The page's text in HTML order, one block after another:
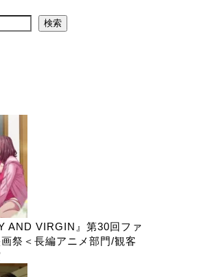
検索
AND VIRGIN』第30回ファ
祭＜長編アニメ部門/観客